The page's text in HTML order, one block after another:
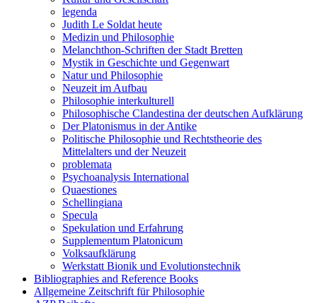
legenda
Judith Le Soldat heute
Medizin und Philosophie
Melanchthon-Schriften der Stadt Bretten
Mystik in Geschichte und Gegenwart
Natur und Philosophie
Neuzeit im Aufbau
Philosophie interkulturell
Philosophische Clandestina der deutschen Aufklärung
Der Platonismus in der Antike
Politische Philosophie und Rechtstheorie des
Mittelalters und der Neuzeit
problemata
Psychoanalysis International
Quaestiones
Schellingiana
Specula
Spekulation und Erfahrung
Supplementum Platonicum
Volksaufklärung
Werkstatt Bionik und Evolutionstechnik
Bibliographies and Reference Books
Allgemeine Zeitschrift für Philosophie